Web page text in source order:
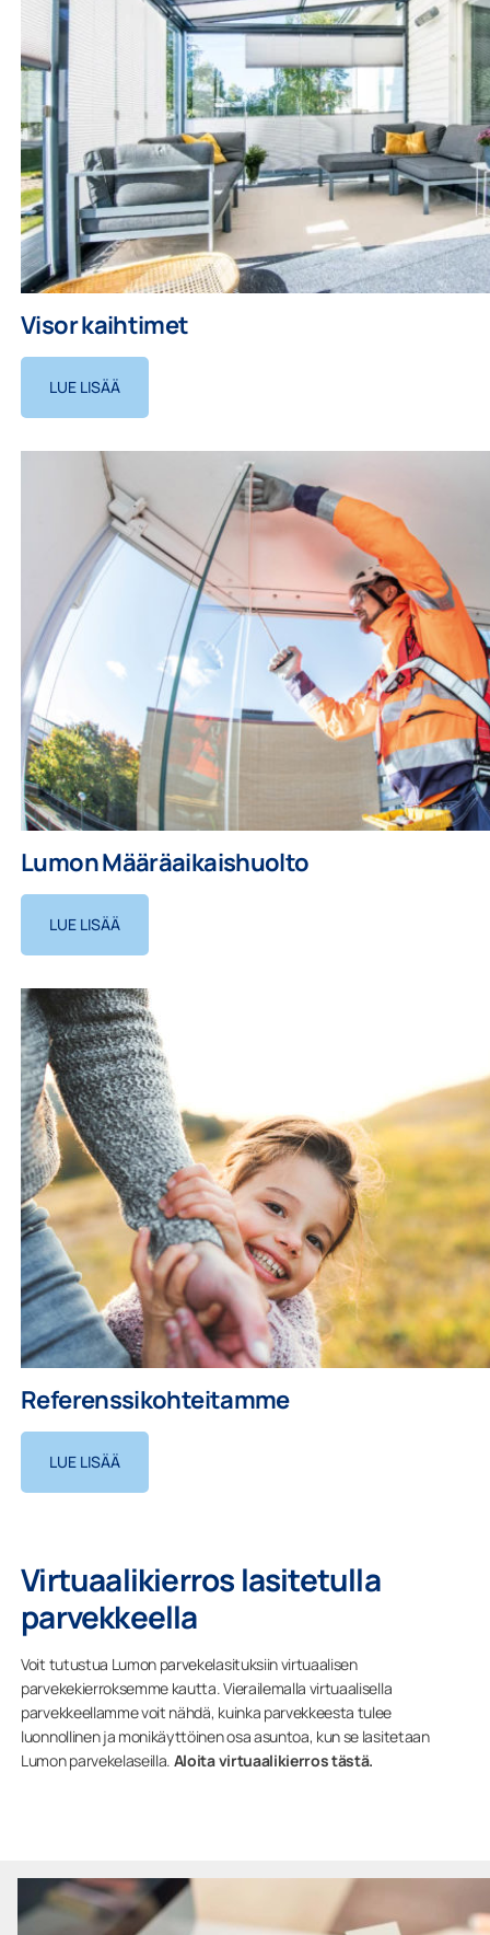
Visor kaihtimet
LUE LISÄÄ
Lumon Määräaikaishuolto
LUE LISÄÄ
Referenssikohteitamme
LUE LISÄÄ
Virtuaalikierros lasitetulla
parvekkeella
Voit tutustua Lumon parvekelasituksiin virtuaalisen
parvekekierroksemme kautta. Vierailemalla virtuaalisella
parvekkeellamme voit nähdä, kuinka parvekkeesta tulee
luonnollinen ja monikäyttöinen osa asuntoa, kun se lasitetaan
Lumon parvekelaseilla. Aloita virtuaalikierros tästä.